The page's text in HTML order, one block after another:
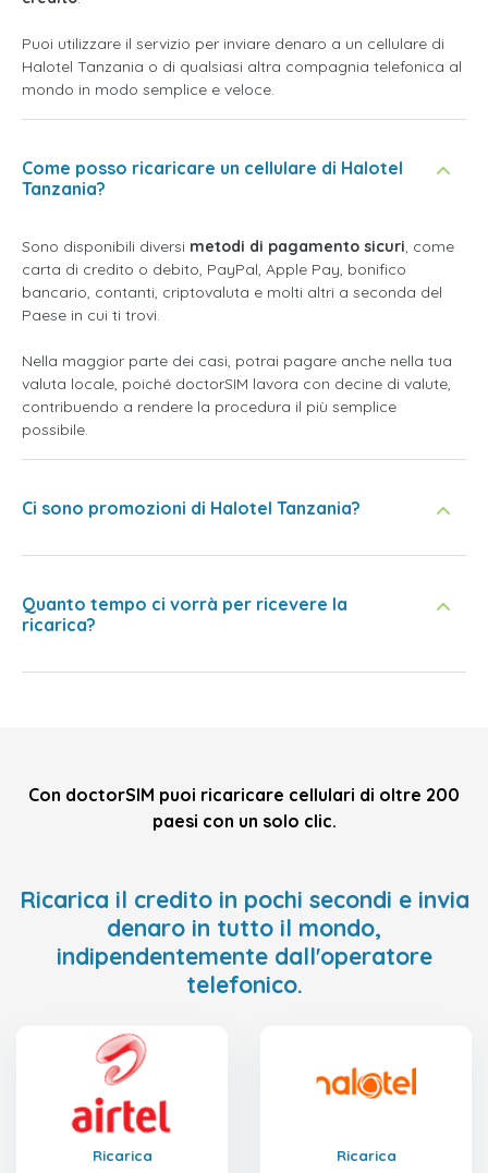
Puoi utilizzare il servizio per inviare denaro a un cellulare di
Halotel Tanzania o di qualsiasi altra compagnia telefonica al
mondo in modo semplice e veloce.
Come posso ricaricare un cellulare di Halotel
Tanzania?
Sono disponibili diversi metodi di pagamento sicuri, come
carta di credito o debito, PayPal, Apple Pay, bonifico
bancario, contanti, criptovaluta e molti altri a seconda del
Paese in cui ti trovi.
Nella maggior parte dei casi, potrai pagare anche nella tua
valuta locale, poiché doctorSIM lavora con decine di valute,
contribuendo a rendere la procedura il più semplice
possibile.
Ci sono promozioni di Halotel Tanzania?
Quanto tempo ci vorrà per ricevere la
ricarica?
Con doctorSIM puoi ricaricare cellulari di oltre 200
paesi con un solo clic.
Ricarica il credito in pochi secondi e invia
denaro in tutto il mondo,
indipendentemente dall'operatore
telefonico.
Ricarica Ricarica